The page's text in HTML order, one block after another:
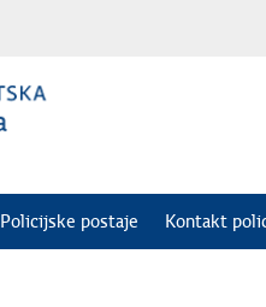
Policijske postaje Kontakt